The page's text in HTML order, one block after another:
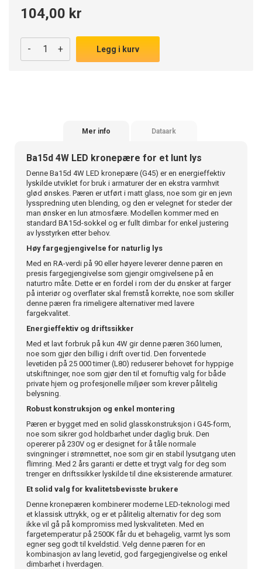
104,00 kr
- + Legg i kurv
Mer info Dataark
Ba15d 4W LED kronepære for et lunt lys
Denne Ba15d 4W LED kronepære (G45) er en energieffektiv
lyskilde utviklet for bruk i armaturer der en ekstra varmhvit
glød ønskes. Pæren er utført i matt glass, noe som gir en jevn
lysspredning uten blending, og den er velegnet for steder der
man ønsker en lun atmosfære. Modellen kommer med en
standard BA15d-sokkel og er fullt dimbar for enkel justering
av lysstyrken etter behov.
Høy fargegjengivelse for naturlig lys
Med en RA-verdi på 90 eller høyere leverer denne pæren en
presis fargegjengivelse som gjengir omgivelsene på en
naturtro måte. Dette er en fordel i rom der du ønsker at farger
på interiør og overflater skal fremstå korrekte, noe som skiller
denne pæren fra rimeligere alternativer med lavere
fargekvalitet.
Energieffektiv og driftssikker
Med et lavt forbruk på kun 4W gir denne pæren 360 lumen,
noe som gjør den billig i drift over tid. Den forventede
levetiden på 25 000 timer (L80) reduserer behovet for hyppige
utskiftninger, noe som gjør den til et fornuftig valg for både
private hjem og profesjonelle miljøer som krever pålitelig
belysning.
Robust konstruksjon og enkel montering
Pæren er bygget med en solid glasskonstruksjon i G45-form,
noe som sikrer god holdbarhet under daglig bruk. Den
opererer på 230V og er designet for å tåle normale
svingninger i strømnettet, noe som gir en stabil lysutgang uten
flimring. Med 2 års garanti er dette et trygt valg for deg som
trenger en driftssikker lyskilde til dine eksisterende armaturer.
Et solid valg for kvalitetsbevisste brukere
Denne kronepæren kombinerer moderne LED-teknologi med
et klassisk uttrykk, og er et pålitelig alternativ for deg som
ikke vil gå på kompromiss med lyskvaliteten. Med en
fargetemperatur på 2500K får du et behagelig, varmt lys som
egner seg godt til kveldstid. Velg denne pæren for en
kombinasjon av lang levetid, god fargegjengivelse og enkel
dimbarhet i hverdagen.